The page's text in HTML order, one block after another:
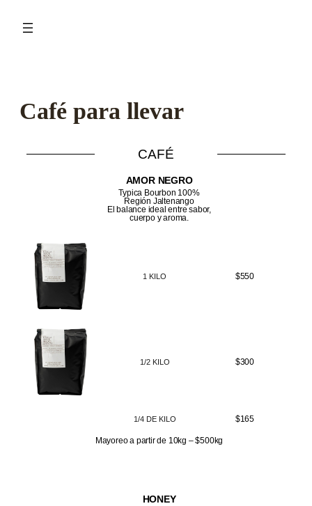
Café para llevar
CAFÉ
AMOR NEGRO
Typica Bourbon 100%
Región Jaltenango
El balance ideal entre sabor,
cuerpo y aroma.
1 KILO $550
1/2 KILO $300
1/4 DE KILO $165
Mayoreo a partir de 10kg – $500kg
HONEY